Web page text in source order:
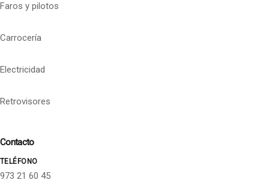
Faros y pilotos
Carrocería
Electricidad
Retrovisores
Contacto
TELÉFONO
973 21 60 45